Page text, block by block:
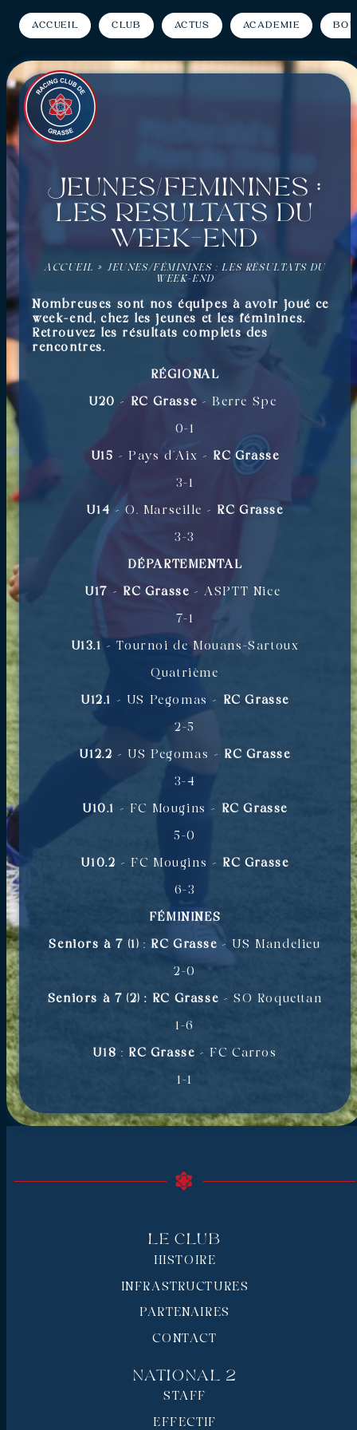
Accueil Club Actus Académie
Jeunes/Féminines :
Les résultats du
week-end
ACCUEIL » JEUNES/FÉMININES : LES RÉSULTATS DU
WEEK-END
Nombreuses sont nos équipes à avoir joué ce
week-end, chez les jeunes et les féminines.
Retrouvez les résultats complets des
rencontres.
RÉGIONAL
U20 – RC Grasse – Berre Spc
0-1
U15 – Pays d’Aix – RC Grasse
3-1
U14 – O. Marseille – RC Grasse
3-3
DÉPARTEMENTAL
U17 – RC Grasse – ASPTT Nice
7-1
U13.1 – Tournoi de Mouans-Sartoux
Quatrième
U12.1 – US Pegomas – RC Grasse
2-5
U12.2 – US Pegomas – RC Grasse
3-4
U10.1 – FC Mougins – RC Grasse
5-0
U10.2 – FC Mougins – RC Grasse
6-3
FÉMININES
Seniors à 7 (1) : RC Grasse – US Mandelieu
2-0
Seniors à 7 (2) : RC Grasse – SO Roquettan
1-6
U18 : RC Grasse – FC Carros
1-1
Le Club
HISTOIRE
INFRASTRUCTURES
PARTENAIRES
CONTACT
National 2
STAFF
EFFECTIF